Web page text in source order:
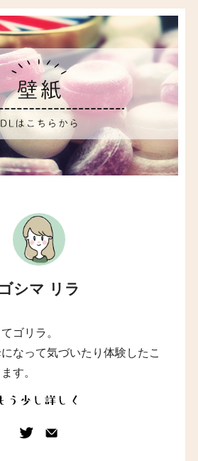
ゴシマ リラ
ゴリラ。
なって気づいたり体験したこ
す。